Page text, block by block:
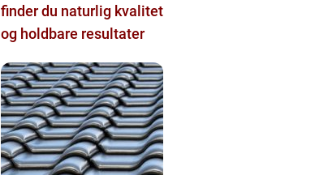
finder du naturlig kvalitet
og holdbare resultater